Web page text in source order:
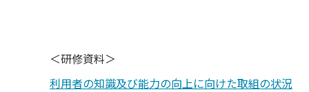
＜研修資料＞
利用者の知識及び能力の向上に向けた取組の状況